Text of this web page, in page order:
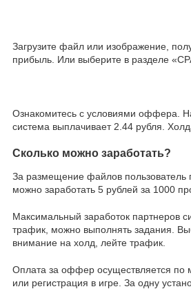
Загрузите файл или изображение,
прибыль. Или выберите в разделе
Ознакомитесь с условиями оффера.
система выплачивает 2.44 рубля.
Сколько можно заработать?
За размещение файлов пользователь
можно заработать 5 рублей за 1000
Максимальный заработок партнеров
трафик, можно выполнять задания.
внимание на холд, лейте трафик.
Оплата за оффер осуществляется по
или регистрация в игре. За одну